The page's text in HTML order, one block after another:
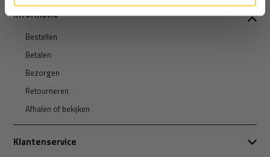
Informatie
Bestellen
Betalen
Bezorgen
Retourneren
Afhalen of bekijken
Klantenservice